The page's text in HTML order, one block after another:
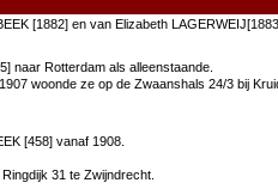
[1882] en van Elizabeth
naar Rotterdam als alleenstaande.
woonde ze op de Zwaanshals 24/3 bij
[458] vanaf 1908.
31 te Zwijndrecht.